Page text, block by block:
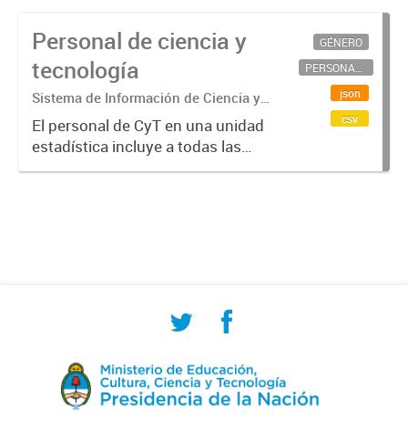
Personal de ciencia y
tecnología
Sistema de Información de Ciencia y
Tecnología Argentino (SICYTAR)
El personal de CyT en una unidad
estadística incluye a todas las
personas involucradas
GÉNERO
PERSONAL CIENTÍFICO-TECNOLÓGICO
json
csv